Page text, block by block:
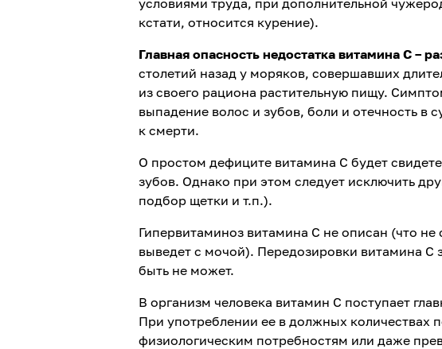
кстати, относится курение).
Главная опасность недостатка витамина С –
столетий назад у моряков, совершавших
из своего рациона растительную пищу.
выпадение волос и зубов, боли и отечность в
к смерти.
О простом дефиците витамина С будет
зубов. Однако при этом следует исключить
подбор щетки и т.п.).
Гипервитаминоз витамина С не описан (что
выведет с мочой). Передозировки витамина С
быть не может.
В организм человека витамин С поступает
При употреблении ее в должных количествах
физиологическим потребностям или даже